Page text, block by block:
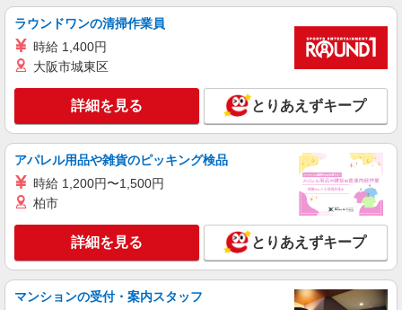
1-22-37
キープ 詳細を見る
パート
サミットストア 中野島店
スーパー店内総菜スタッフ
（22時以降の勤務がある場合）
■サミットストア 中野島店 神奈川県川崎市
キープ 詳細を見る
サミットストア 中野島店
ラウンドワンの清掃作業員
時給 1,400円
大阪市城東区
詳細を見る とりあえずキープ
アパレル用品や雑貨のピッキング検品
時給 1,200円〜1,500円
柏市
詳細を見る とりあえずキープ
マンションの受付・案内スタッフ